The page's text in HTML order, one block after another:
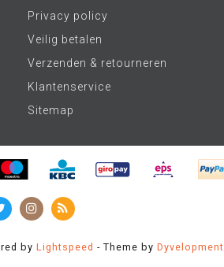
Privacy policy
Veilig betalen
Verzenden & retourneren
Klantenservice
Sitemap
by Lightspeed - Theme by Dyvelopment